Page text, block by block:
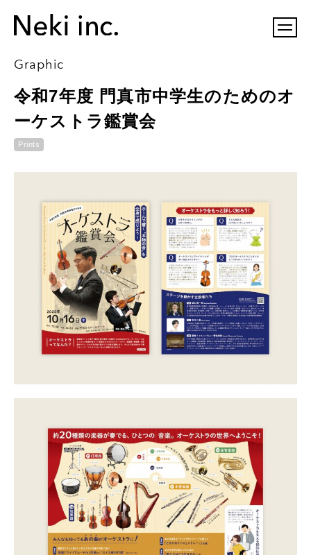
Graphic
令和7年度 門真市中学生のためのオ
ーケストラ鑑賞会
Prints